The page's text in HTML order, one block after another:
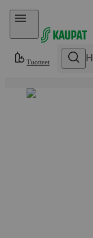
Hyppää sisältöön
Tuotteet